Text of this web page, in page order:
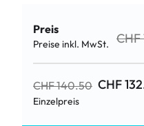
Preis
Preise inkl. MwSt.
CHF 140.50 CHF
Einzelpreis